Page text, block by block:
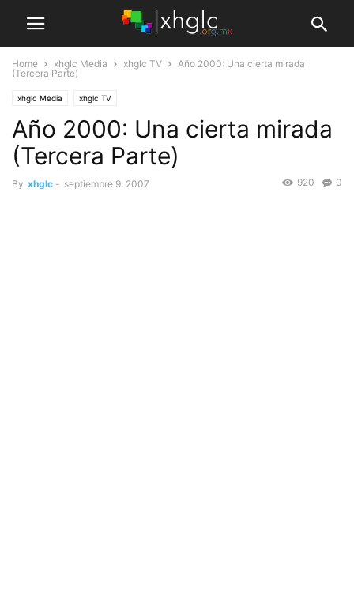
Home xhglc Media xhglc TV
Año 2000: Una cierta mirada
(Tercera Parte)
xhglc Media xhglc TV
Año 2000: Una cierta mirada
(Tercera Parte)
By xhglc - septiembre 9, 2007 0
920